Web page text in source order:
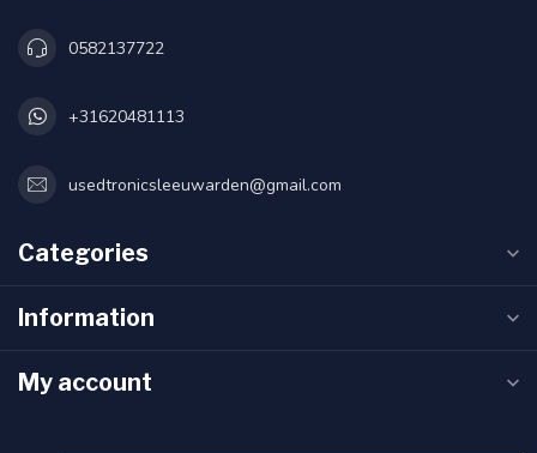
0582137722
+31620481113
usedtronicsleeuwarden@gmail.com
Categories
Information
My account